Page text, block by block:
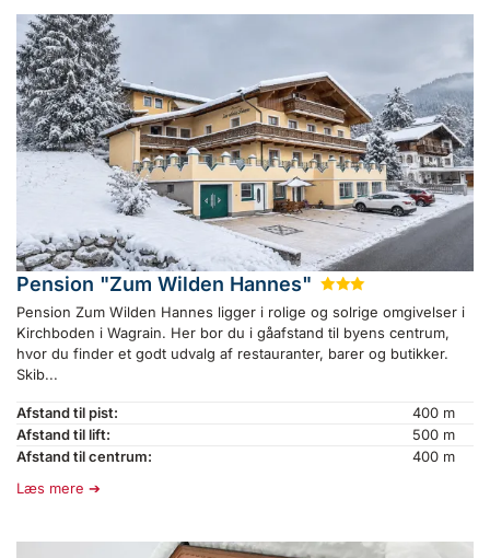
Pension "Zum Wilden Hannes" ★★
Pension Zum Wilden Hannes ligger i rolige og solrige omgivelser i
Kirchboden i Wagrain. Her bor du i gåafstand til byens centrum,
hvor du finder et godt udvalg af restauranter, barer og butikker.
Skib...
Afstand til pist:
400 m
Afstand til lift:
500 m
Afstand til centrum:
400 m
Læs mere